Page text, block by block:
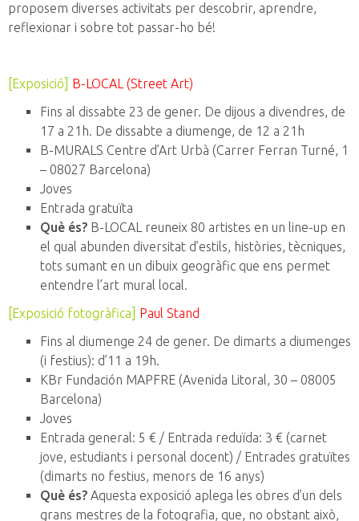
proposem diverses activitats per descobrir, aprendre,
reflexionar i sobre tot passar-ho bé!
[Exposició]
B-LOCAL (Street Art)
Fins al dissabte 23 de gener. De dijous a divendres, de
17 a 21h. De dissabte a diumenge, de 12 a 21h
B-MURALS Centre d’Art Urbà (Carrer Ferran Turné, 1
– 08027 Barcelona)
Joves
Entrada gratuïta
Què és? B-LOCAL reuneix 80 artistes en un line-up en
el qual abunden diversitat d’estils, històries, tècniques,
tots sumant en un dibuix geogràfic que ens permet
entendre l’art mural local.
[Exposició fotogràfica]
Paul Stand
Fins al diumenge 24 de gener. De dimarts a diumenges
(i festius): d’11 a 19h.
KBr Fundación MAPFRE (Avenida Litoral, 30 – 08005
Barcelona)
Joves
Entrada general: 5 € / Entrada reduïda: 3 € (carnet
jove, estudiants i personal docent) / Entrades gratuïtes
(dimarts no festius, menors de 16 anys)
Què és? Aquesta exposició aplega les obres d’un dels
grans mestres de la fotografia, que, no obstant això,